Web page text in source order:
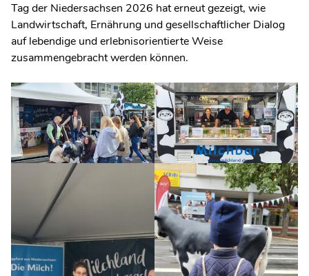
Tag der Niedersachsen 2026 hat erneut gezeigt, wie
Landwirtschaft, Ernährung und gesellschaftlicher Dialog
auf lebendige und erlebnisorientierte Weise
zusammengebracht werden können.